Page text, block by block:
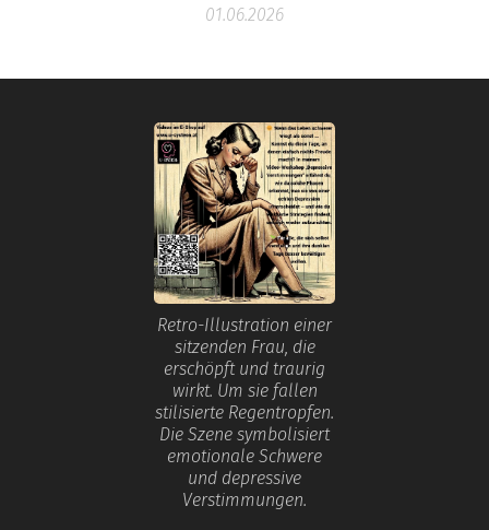
01.06.2026
Retro-Illustration einer
sitzenden Frau, die
erschöpft und traurig
wirkt. Um sie fallen
stilisierte Regentropfen.
Die Szene symbolisiert
emotionale Schwere
und depressive
Verstimmungen.